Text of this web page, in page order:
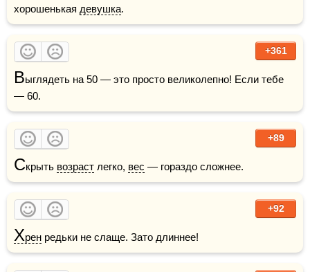
хорошенькая девушка.
+361
Выглядеть на 50 — это просто великолепно! Если тебе
— 60.
+89
Скрыть возраст легко, вес — гораздо сложнее.
+92
Хрен редьки не слаще. Зато длиннее!